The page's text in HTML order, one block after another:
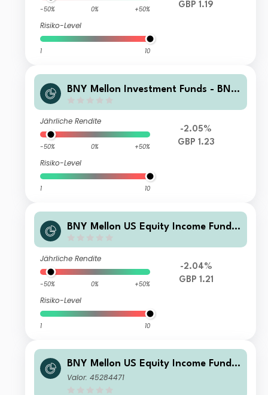
-50% 0% +50%
Risiko-Level
1 10
GBP 1.19
BNY Mellon Investment Funds - BNY
utional Shares 5 Accumulation
Jährliche Rendite
-50% 0% +50%
Risiko-Level
1 10
-2.05%
GBP 1.23
BNY Mellon US Equity Income Fund
Jährliche Rendite
-50% 0% +50%
Risiko-Level
1 10
-2.04%
GBP 1.21
BNY Mellon US Equity Income Fund F
Accumulation
Valor: 45284471